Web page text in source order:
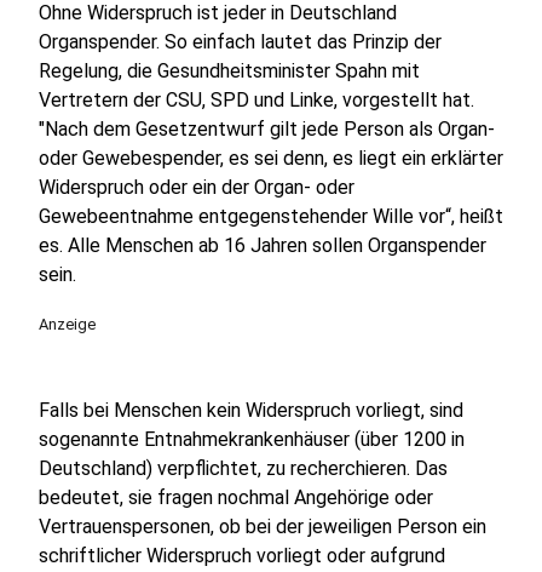
Ohne Widerspruch ist jeder in Deutschland
Organspender. So einfach lautet das Prinzip der
Regelung, die Gesundheitsminister Spahn mit
Vertretern der CSU, SPD und Linke, vorgestellt hat.
"Nach dem Gesetzentwurf gilt jede Person als Organ-
oder Gewebespender, es sei denn, es liegt ein erklärter
Widerspruch oder ein der Organ- oder
Gewebeentnahme entgegenstehender Wille vor“, heißt
es. Alle Menschen ab 16 Jahren sollen Organspender
sein.
Anzeige
Falls bei Menschen kein Widerspruch vorliegt, sind
sogenannte Entnahmekrankenhäuser (über 1200 in
Deutschland) verpflichtet, zu recherchieren. Das
bedeutet, sie fragen nochmal Angehörige oder
Vertrauenspersonen, ob bei der jeweiligen Person ein
schriftlicher Widerspruch vorliegt oder aufgrund